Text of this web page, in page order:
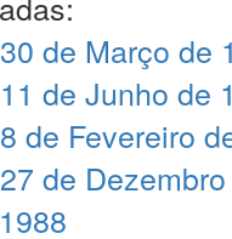
de Março de
de Junho de
de Fevereiro
de